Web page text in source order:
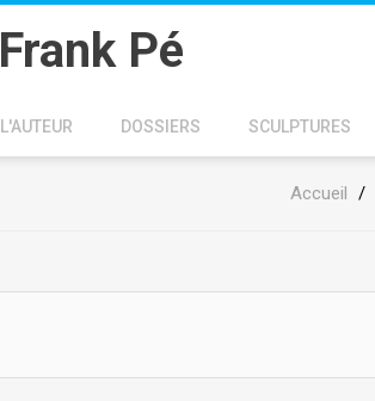
Frank Pé
L'AUTEUR DOSSIERS SCULPTURES
Accueil /